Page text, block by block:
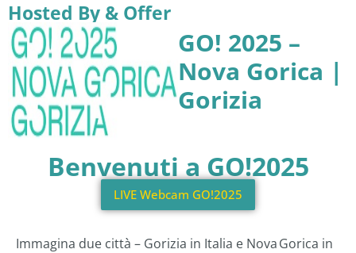
Hosted By & Offer
GO! 2025 –
Nova Gorica |
Gorizia
Benvenuti a GO!2025
LIVE Webcam GO!2025
Immagina due città – Gorizia in Italia e Nova Gorica in